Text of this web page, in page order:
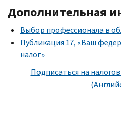
Дополнительная
Выбор профессионала в
Публикация 17, «Ваш
налог»
Подписаться на